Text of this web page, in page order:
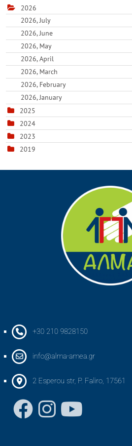
2026
2026, July
2026, June
2026, May
2026, April
2026, March
2026, February
2026, January
2025
2024
2023
2019
+30 210 9828150
info@alma-amea.gr
2 Esperou str, P. Faliro, 17561